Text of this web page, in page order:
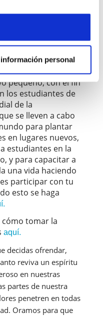
personal
Día Mundial de la
abril de 2022.
pospondremos
2022, del día 9 de
nosotros para que
adelante,
pequeño, con el fin
los estudiantes de
de la
se lleven a cabo
para plantar
en lugares nuevos,
estudiantes en la
y para capacitar a
una vida haciendo
participar con tu
esto se haga
cómo tomar la
aquí.
decidas ofrendar,
reviva un espíritu
en nuestras
partes de nuestra
penetren en todas
Oramos para que